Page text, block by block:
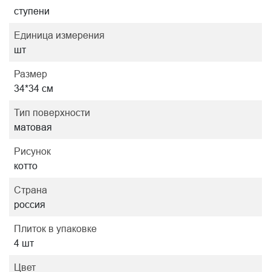
ступени
Единица измерения
шт
Размер
34*34 см
Тип поверхности
матовая
Рисунок
котто
Страна
россия
Плиток в упаковке
4 шт
Цвет